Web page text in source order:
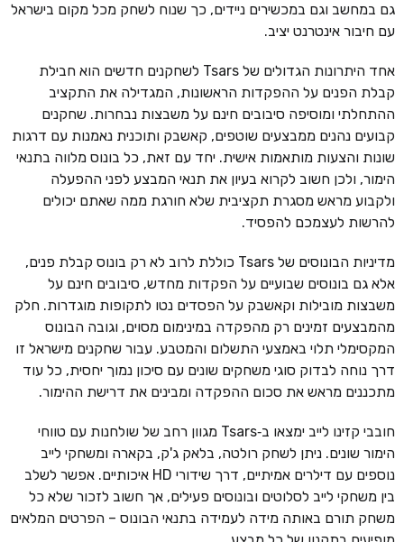
גם במחשב וגם במכשירים ניידים, כך שנוח לשחק מכל מקום בישראל
עם חיבור אינטרנט יציב.
אחד היתרונות הגדולים של Tsars לשחקנים חדשים הוא חבילת
קבלת הפנים על ההפקדות הראשונות, המגדילה את התקציב
ההתחלתי ומוסיפה סיבובים חינם על משבצות נבחרות. שחקנים
קבועים נהנים ממבצעים שוטפים, קאשבק ותוכנית נאמנות עם דרגות
שונות והצעות מותאמות אישית. יחד עם זאת, כל בונוס מלווה בתנאי
הימור, ולכן חשוב לקרוא בעיון את תנאי המבצע לפני ההפעלה
ולקבוע מראש מסגרת תקציבית שלא חורגת ממה שאתם יכולים
להרשות לעצמכם להפסיד.
מדיניות הבונוסים של Tsars כוללת לרוב לא רק בונוס קבלת פנים,
אלא גם בונוסים שבועיים על הפקדות מחדש, סיבובים חינם על
משבצות מובילות וקאשבק על הפסדים נטו לתקופות מוגדרות. חלק
מהמבצעים זמינים רק מהפקדה במינימום מסוים, וגובה הבונוס
המקסימלי תלוי באמצעי התשלום והמטבע. עבור שחקנים מישראל זו
דרך נוחה לבדוק סוגי משחקים שונים עם סיכון נמוך יחסית, כל עוד
מתכננים מראש את סכום ההפקדה ומבינים את דרישת ההימור.
חובבי קזינו לייב ימצאו ב‑Tsars מגוון רחב של שולחנות עם טווחי
הימור שונים. ניתן לשחק רולטה, בלאק ג'ק, בקארה ומשחקי לייב
נוספים עם דילרים אמיתיים, דרך שידורי HD איכותיים. אפשר לשלב
בין משחקי לייב לסלוטים ובונוסים פעילים, אך חשוב לזכור שלא כל
משחק תורם באותה מידה לעמידה בתנאי הבונוס – הפרטים המלאים